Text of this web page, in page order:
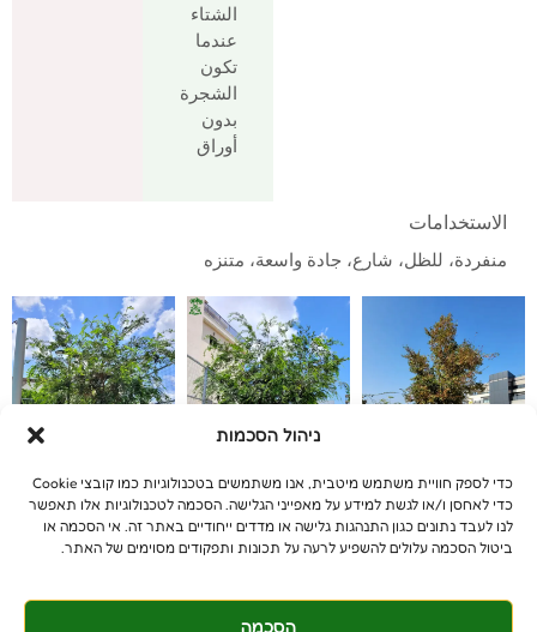
ניהול הסכמות
כדי לספק חוויית משתמש מיטבית, אנו משתמשים בטכנולוגיות כמו קובצי Cookie
כדי לאחסן ו/או לגשת למידע על מאפייני הגלישה. הסכמה לטכנולוגיות אלו תאפשר
לנו לעבד נתונים כגון התנהגות גלישה או מדדים ייחודיים באתר זה. אי הסכמה או
ביטול הסכמה עלולים להשפיע לרעה על תכונות ותפקודים מסוימים של האתר.
הסכמה
الشتاء
عندما
تكون
الشجرة
بدون
أوراق
الاستخدامات
منفردة، للظل، شارع، جادة واسعة، متنزه